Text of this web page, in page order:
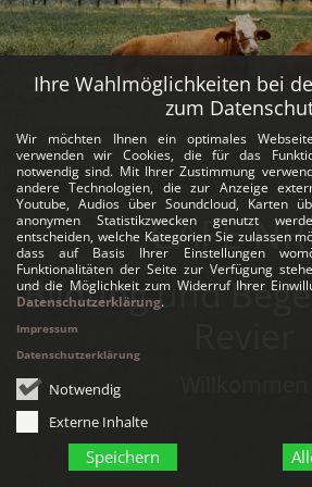
Ihre Wahlmöglichkeiten bei
zum
Wir möchten Ihnen ein optimales
verwenden wir Cookies, die für das
notwendig sind. Mit Ihrer Zustimmung
andere Technologien, die zur Anzeige
Youtube, Audios über Soundcloud, Karten
anonymen Statistikzwecken genutzt
entscheiden, welche Kategorien Sie zulassen
dass auf Basis Ihrer Einstellungen
Funktionalitäten der Seite zur Verfügung
und die Möglichkeit zum Widerruf Ihrer
Datenschutzerklärung.
Notwendig
Externe Inhalte
Speichern
Impressum
Datenschutzerklärung
CAFE
Bildung und